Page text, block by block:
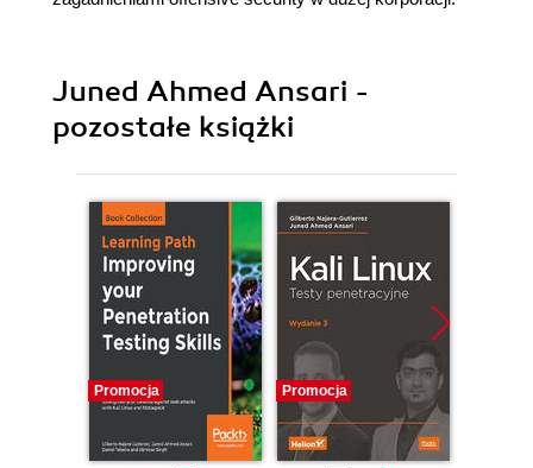
Juned Ahmed Ansari -
pozostałe książki
Promocja Promocja